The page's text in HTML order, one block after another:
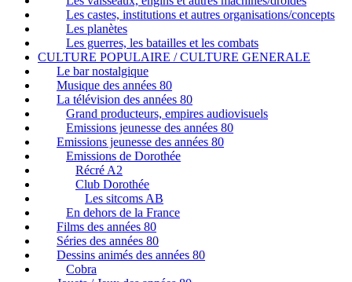
Les castes, institutions et autres organisations/concepts
Les planètes
Les guerres, les batailles et les combats
CULTURE POPULAIRE / CULTURE GENERALE
Le bar nostalgique
Musique des années 80
La télévision des années 80
Grand producteurs, empires audiovisuels
Emissions jeunesse des années 80
Emissions jeunesse des années 80
Emissions de Dorothée
Récré A2
Club Dorothée
Les sitcoms AB
En dehors de la France
Films des années 80
Séries des années 80
Dessins animés des années 80
Cobra